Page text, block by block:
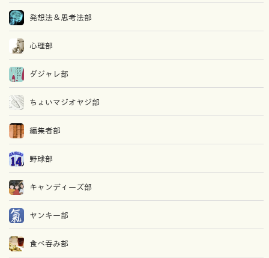
発想法＆思考法部
心理部
ダジャレ部
ちょいマジオヤジ部
編集者部
野球部
キャンディーズ部
ヤンキー部
食べ吞み部